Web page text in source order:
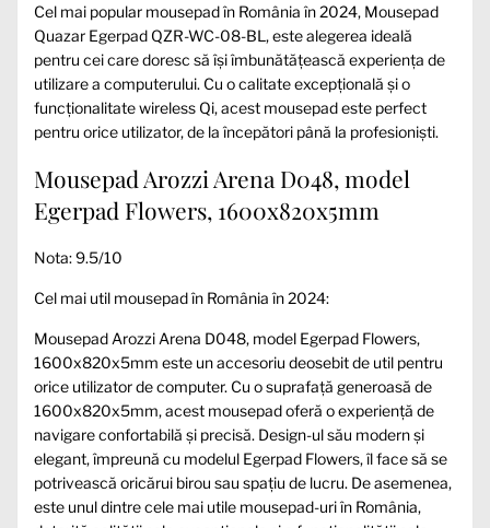
Cel mai popular mousepad în România în 2024, Mousepad
Quazar Egerpad QZR-WC-08-BL, este alegerea ideală
pentru cei care doresc să își îmbunătățească experiența de
utilizare a computerului. Cu o calitate excepțională și o
funcționalitate wireless Qi, acest mousepad este perfect
pentru orice utilizator, de la începători până la profesioniști.
Mousepad Arozzi Arena D048, model
Egerpad Flowers, 1600x820x5mm
Nota: 9.5/10
Cel mai util mousepad în România în 2024:
Mousepad Arozzi Arena D048, model Egerpad Flowers,
1600x820x5mm este un accesoriu deosebit de util pentru
orice utilizator de computer. Cu o suprafață generoasă de
1600x820x5mm, acest mousepad oferă o experiență de
navigare confortabilă și precisă. Design-ul său modern și
elegant, împreună cu modelul Egerpad Flowers, îl face să se
potrivească oricărui birou sau spațiu de lucru. De asemenea,
este unul dintre cele mai utile mousepad-uri în România,